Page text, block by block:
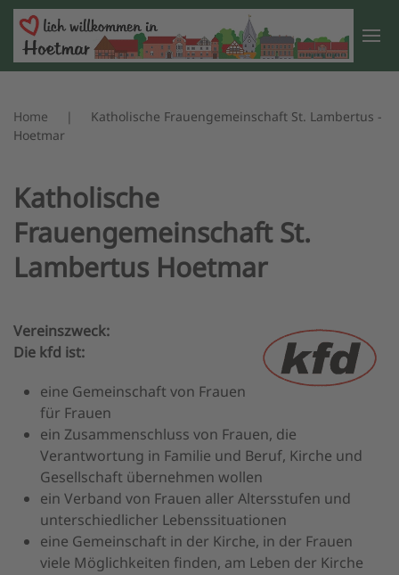
Zum Hauptinhalt springen
Home
Katholische Frauengemeinschaft St. Lambertus -
Hoetmar
Katholische
Frauengemeinschaft St.
Lambertus Hoetmar
Vereinszweck:
Die kfd ist:
eine Gemeinschaft von Frauen
für Frauen
ein Zusammenschluss von Frauen, die
Verantwortung in Familie und Beruf, Kirche und
Gesellschaft übernehmen wollen
ein Verband von Frauen aller Altersstufen und
unterschiedlicher Lebenssituationen
eine Gemeinschaft in der Kirche, in der Frauen
viele Möglichkeiten finden, am Leben der Kirche